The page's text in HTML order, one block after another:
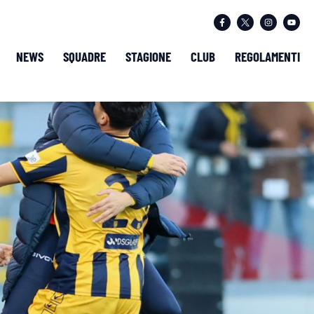
NEWS SQUADRE STAGIONE CLUB REGOLAMENTI